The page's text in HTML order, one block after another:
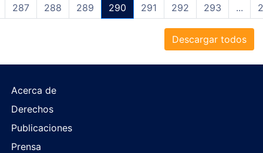
287 288 289 290 291 292 293 ...
Descargar todos
Acerca de
Derechos
Publicaciones
Prensa